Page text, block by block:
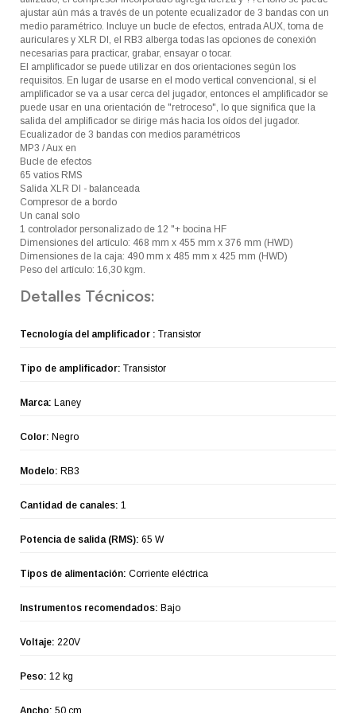
ajustar aún más a través de un potente ecualizador de 3 bandas con un
medio paramétrico. Incluye un bucle de efectos, entrada AUX, toma de
auriculares y XLR DI, el RB3 alberga todas las opciones de conexión
necesarias para practicar, grabar, ensayar o tocar.
El amplificador se puede utilizar en dos orientaciones según los
requisitos. En lugar de usarse en el modo vertical convencional, si el
amplificador se va a usar cerca del jugador, entonces el amplificador se
puede usar en una orientación de "retroceso", lo que significa que la
salida del amplificador se dirige más hacia los oídos del jugador.
Ecualizador de 3 bandas con medios paramétricos
MP3 / Aux en
Bucle de efectos
65 vatios RMS
Salida XLR DI - balanceada
Compresor de a bordo
Un canal solo
1 controlador personalizado de 12 "+ bocina HF
Dimensiones del artículo: 468 mm x 455 mm x 376 mm (HWD)
Dimensiones de la caja: 490 mm x 485 mm x 425 mm (HWD)
Peso del artículo: 16,30 kgm.
Detalles Técnicos:
Tecnología del amplificador : Transistor
Tipo de amplificador: Transistor
Marca: Laney
Color: Negro
Modelo: RB3
Cantidad de canales: 1
Potencia de salida (RMS): 65 W
Tipos de alimentación: Corriente eléctrica
Instrumentos recomendados: Bajo
Voltaje: 220V
Peso: 12 kg
Ancho: 50 cm